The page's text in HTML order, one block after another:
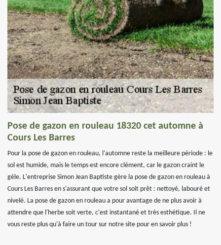
Pose de gazon en rouleau 18320 cet automne à
Cours Les Barres
Pour la pose de gazon en rouleau, l'automne reste la meilleure période : le
sol est humide, mais le temps est encore clément, car le gazon craint le
gèle. L'entreprise Simon Jean Baptiste gère la pose de gazon en rouleau à
Cours Les Barres en s'assurant que votre sol soit prêt : nettoyé, labouré et
nivelé. La pose de gazon en rouleau a pour avantage de ne plus avoir à
attendre que l'herbe soit verte, c'est instantané et très esthétique. Il ne
vous reste plus qu'à faire un tour sur notre site pour en savoir plus !